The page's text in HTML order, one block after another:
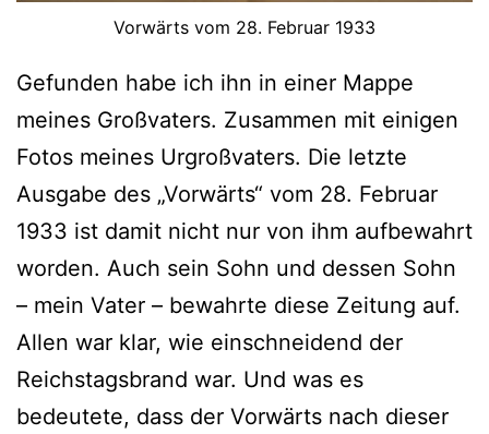
Vorwärts vom 28. Februar 1933
Gefunden habe ich ihn in einer Mappe
meines Großvaters. Zusammen mit einigen
Fotos meines Urgroßvaters. Die letzte
Ausgabe des „Vorwärts“ vom 28. Februar
1933 ist damit nicht nur von ihm aufbewahrt
worden. Auch sein Sohn und dessen Sohn
– mein Vater – bewahrte diese Zeitung auf.
Allen war klar, wie einschneidend der
Reichstagsbrand war. Und was es
bedeutete, dass der Vorwärts nach dieser